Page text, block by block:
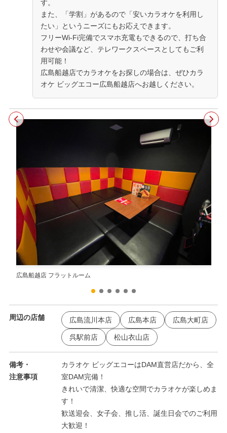
す。
また、「学割」があるので「安いカラオケを利用し
たい」というニーズにもお応えできます。
フリーWi-Fi完備でスマホ充電もできるので、打ち合
わせや会議など、テレワークスペースとしてもご利
用可能！
広島船越店でカラオケをお探しの場合は、ぜひカラ
オケ ビッグエコー広島船越店へお越しください。
広島船越店 フラットルーム
周辺の店舗 広島流川本店 広島本店 広島大町店
呉駅前店 松山衣山店
備考・
注意事項
カラオケ ビッグエコーはDAM直営店だから、全
室DAM完備！
きれいで清潔、快適な空間でカラオケが楽しめま
す！
歓送迎会、女子会、推し活、誕生日会でのご利用
大歓迎！